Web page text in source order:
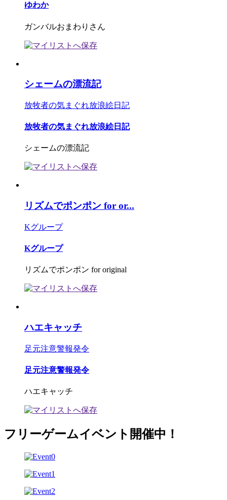
ゆわか
ガンバルおまわりさん
シェームの漂流記
放牧者の気まぐれ放浪絵日記
放牧者の気まぐれ放浪絵日記
シェームの漂流記
リズムでポンポン for or...
Kグループ
Kグループ
リズムでポンポン for original
ハエキャッチ
足元注意警報発令
足元注意警報発令
ハエキャッチ
フリーゲームイベント開催中！